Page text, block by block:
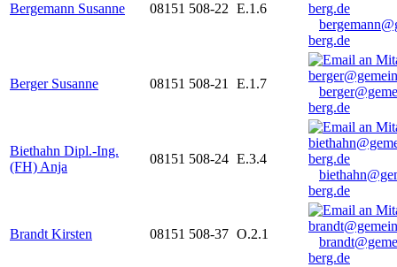
Bergemann Susanne 08151 508-22 E.1.6
berg.de
Berger Susanne 08151 508-21 E.1.7
berg.de
Biethahn Dipl.-Ing.
(FH) Anja
08151 508-24 E.3.4
berg.de
Brandt Kirsten 08151 508-37 O.2.1
berg.de